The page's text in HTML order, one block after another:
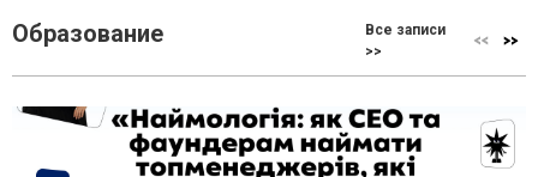
Образование
Все записи
>>